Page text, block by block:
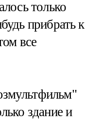
только
прибрать к
все
здание и